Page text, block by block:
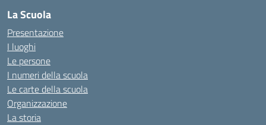
La Scuola
Presentazione
I luoghi
Le persone
I numeri della scuola
Le carte della scuola
Organizzazione
La storia